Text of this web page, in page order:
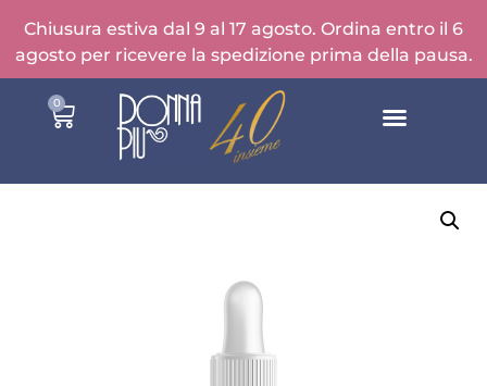
Chiusura estiva dal 9 al 17 agosto. Ordina entro il 6
agosto per ricevere la spedizione prima della pausa.
0